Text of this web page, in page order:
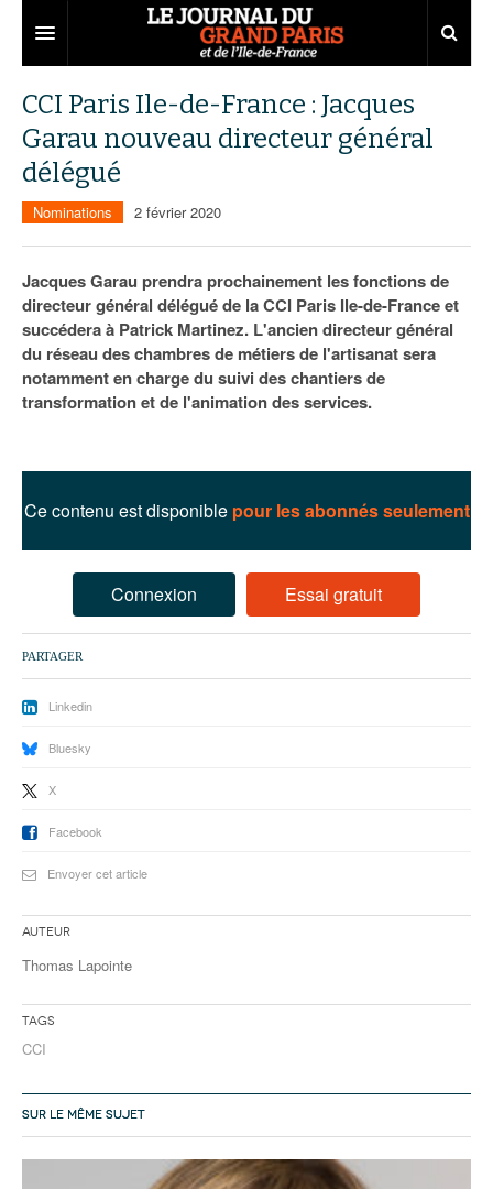
Territoires
Aménagement
Collectivités
Services urbains
Entreprises
Développement économique
Attractivité
Innovation
Transport
Départements
77
78
91
Nominations
Portraits
Agenda
Les Assises du Grand Paris
Éditions précédentes
Le podcast
Ecouter les épisodes
CCI Paris Ile-de-France : Jacques
Garau nouveau directeur général
délégué
Nominations 2 février 2020
Jacques Garau prendra prochainement les fonctions de
directeur général délégué de la CCI Paris Ile-de-France et
succédera à Patrick Martinez. L'ancien directeur général
du réseau des chambres de métiers de l'artisanat sera
notamment en charge du suivi des chantiers de
transformation et de l'animation des services.
Ce contenu est disponible pour les abonnés seulement
Connexion Essai gratuit
PARTAGER
Linkedin
Bluesky
X
Facebook
Envoyer cet article
Auteur
Thomas Lapointe
Tags
CCI
SUR LE MÊME SUJET